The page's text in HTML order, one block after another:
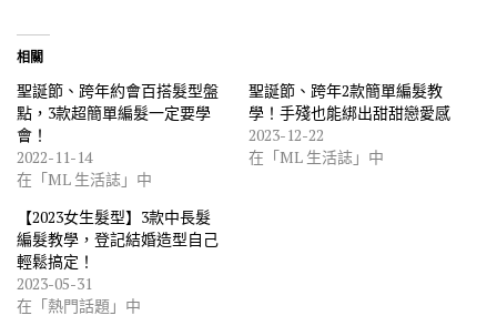
相關
聖誕節、跨年約會百搭髮型盤
點，3款超簡單編髮一定要學
會！
2022-11-14
在「ML 生活誌」中
聖誕節、跨年2款簡單編髮教
學！手殘也能綁出甜甜戀愛感
2023-12-22
在「ML 生活誌」中
【2023女生髮型】3款中長髮
編髮教學，登記結婚造型自己
輕鬆搞定！
2023-05-31
在「熱門話題」中